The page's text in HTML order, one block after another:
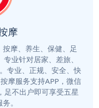
摩
摩、养生、保健、足
业针对居家、差旅、
专业、正规、安全、快
摩服务支持APP，微信
足不出户即可享受五星
。